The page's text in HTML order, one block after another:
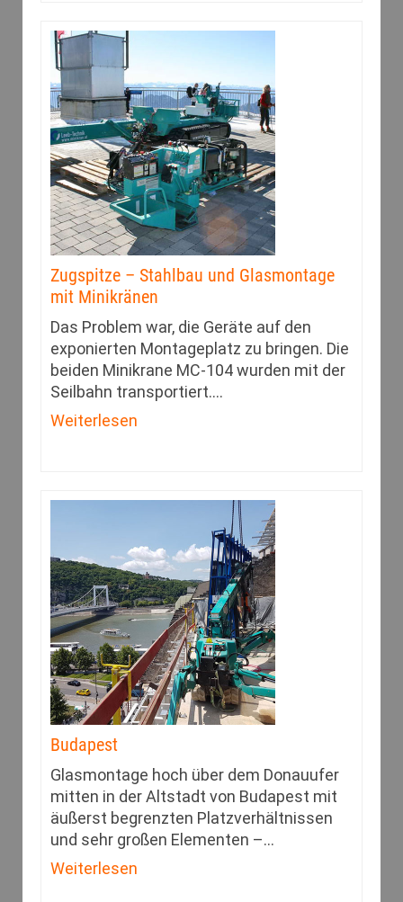
Zugspitze – Stahlbau und Glasmontage
mit Minikränen
Das Problem war, die Geräte auf den
exponierten Montageplatz zu bringen. Die
beiden Minikrane MC-104 wurden mit der
Seilbahn transportiert.…
Weiterlesen
Budapest
Glasmontage hoch über dem Donauufer
mitten in der Altstadt von Budapest mit
äußerst begrenzten Platzverhältnissen
und sehr großen Elementen –…
Weiterlesen